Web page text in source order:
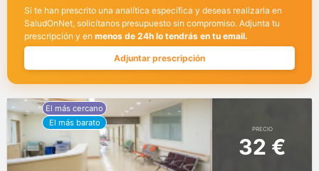
Si te han prescrito una analítica específica y deseas realizarla en
SaludOnNet, solicítanos presupuesto sin compromiso. Adjunta tu
prescripción y en menos de 24h lo tendrás en tu email.
Adjuntar prescripción
PRECIO
32 €